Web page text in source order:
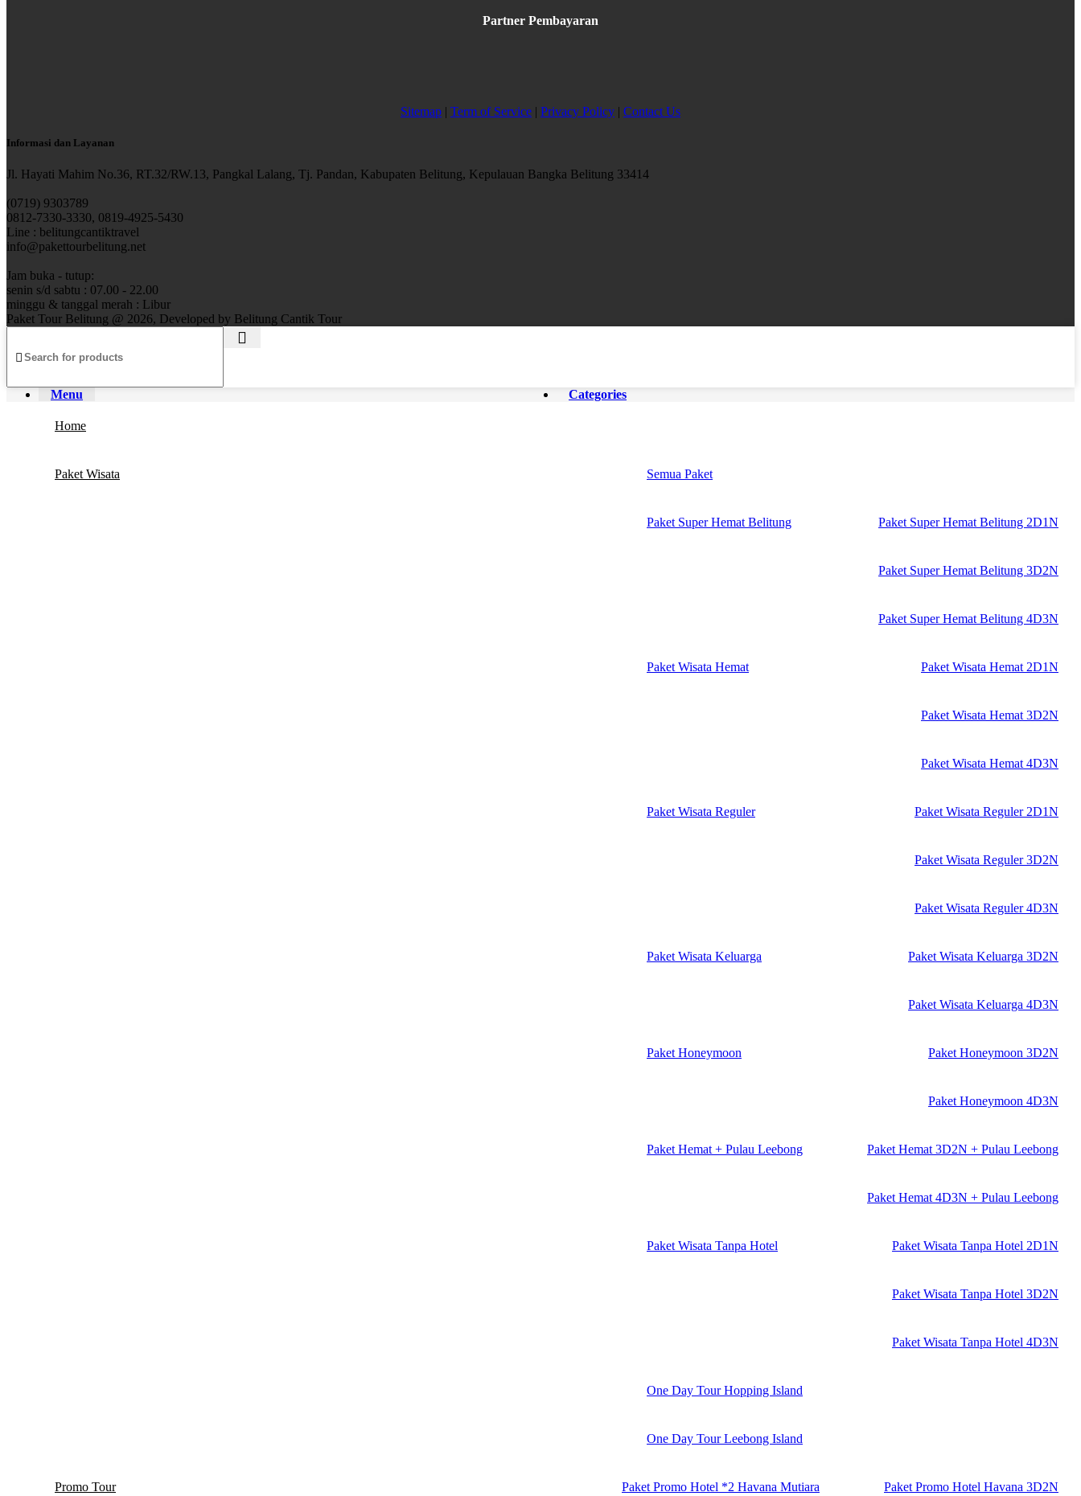
Partner Pembayaran
Sitemap | Term of Service | Privacy Policy | Contact Us
Informasi dan Layanan
Jl. Hayati Mahim No.36, RT.32/RW.13, Pangkal Lalang, Tj. Pandan, Kabupaten Belitung, Kepulauan Bangka Belitung 33414
(0719) 9303789
0812-7330-3330, 0819-4925-5430
Line : belitungcantiktravel
info@pakettourbelitung.net
Jam buka - tutup:
senin s/d sabtu : 07.00 - 22.00
minggu & tanggal merah : Libur
Paket Tour Belitung @ 2026, Developed by Belitung Cantik Tour
Menu Categories
Home
Paket Wisata Semua Paket
Paket Super Hemat Belitung Paket Super Hemat Belitung 2D1N
Paket Super Hemat Belitung 3D2N
Paket Super Hemat Belitung 4D3N
Paket Wisata Hemat Paket Wisata Hemat 2D1N
Paket Wisata Hemat 3D2N
Paket Wisata Hemat 4D3N
Paket Wisata Reguler Paket Wisata Reguler 2D1N
Paket Wisata Reguler 3D2N
Paket Wisata Reguler 4D3N
Paket Wisata Keluarga Paket Wisata Keluarga 3D2N
Paket Wisata Keluarga 4D3N
Paket Honeymoon Paket Honeymoon 3D2N
Paket Honeymoon 4D3N
Paket Hemat + Pulau Leebong Paket Hemat 3D2N + Pulau Leebong
Paket Hemat 4D3N + Pulau Leebong
Paket Wisata Tanpa Hotel Paket Wisata Tanpa Hotel 2D1N
Paket Wisata Tanpa Hotel 3D2N
Paket Wisata Tanpa Hotel 4D3N
One Day Tour Hopping Island
One Day Tour Leebong Island
Promo Tour Paket Promo Hotel *2 Havana Mutiara Paket Promo Hotel Havana 3D2N